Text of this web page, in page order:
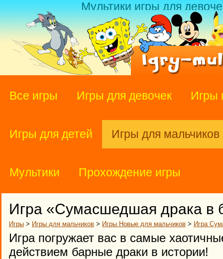
Мультики игры для
Все игры Игры для девочек Игры
Игры для детей Игры для мальчиков
Мультики Прохождение игры
Игра «Сумасшедшая драка в
Игры > Игры для мальчиков > Игры Новые для мальчиков > Игра
Игра погружает вас в самые
действием барные драки в истории!